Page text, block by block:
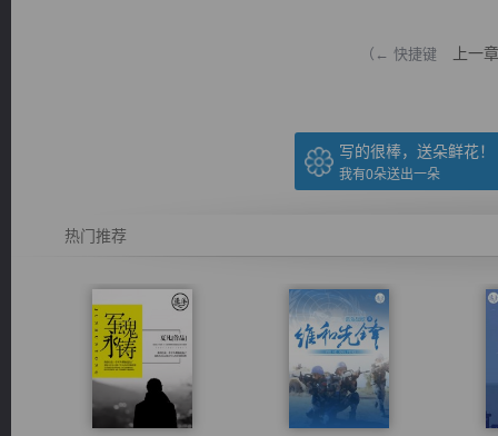
（← 快捷键 上一章
写的很棒，送朵鲜花！
我有0朵送出一朵
热门推荐